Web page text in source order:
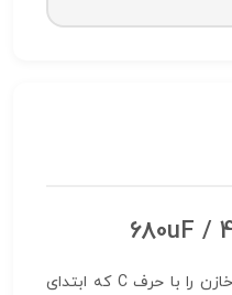
مدارهای الکتریکی بکار می‌روند. خازن را با حرف C که ابتدای